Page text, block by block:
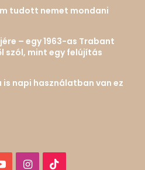
tudott nemet mondani
– egy 1963-as Trabant
mint egy felújítás
is napi használatban van ez
YouTubeInstagram